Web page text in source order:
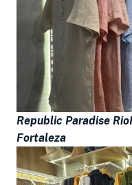
Republic Paradise
Fortaleza